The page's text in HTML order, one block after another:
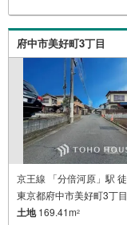
府中市美好町3丁目
京王線 「分倍河原」駅
東京都府中市美好町3丁目
土地169.41m2